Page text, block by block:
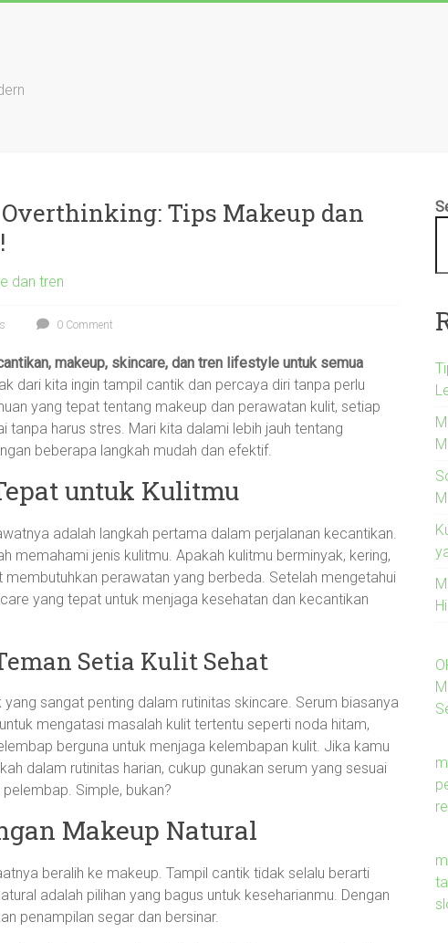
Tips Makeup dan
dan tren
0 Comment
makeup, skincare, dan tren lifestyle untuk semua
dari kita ingin tampil cantik dan percaya diri tanpa perlu
yang tepat tentang makeup dan perawatan kulit, setiap
tanpa harus stres. Mari kita dalami lebih jauh tentang
beberapa langkah mudah dan efektif.
untuk Kulitmu
adalah langkah pertama dalam perjalanan kecantikan.
memahami jenis kulitmu. Apakah kulitmu berminyak, kering,
membutuhkan perawatan yang berbeda. Setelah mengetahui
yang tepat untuk menjaga kesehatan dan kecantikan
Setia Kulit Sehat
sangat penting dalam rutinitas skincare. Serum biasanya
mengatasi masalah kulit tertentu seperti noda hitam,
berguna untuk menjaga kelembapan kulit. Jika kamu
dalam rutinitas harian, cukup gunakan serum yang sesuai
Simple, bukan?
Makeup Natural
beralih ke makeup. Tampil cantik tidak selalu berarti
adalah pilihan yang bagus untuk keseharianmu. Dengan
penampilan segar dan bersinar.